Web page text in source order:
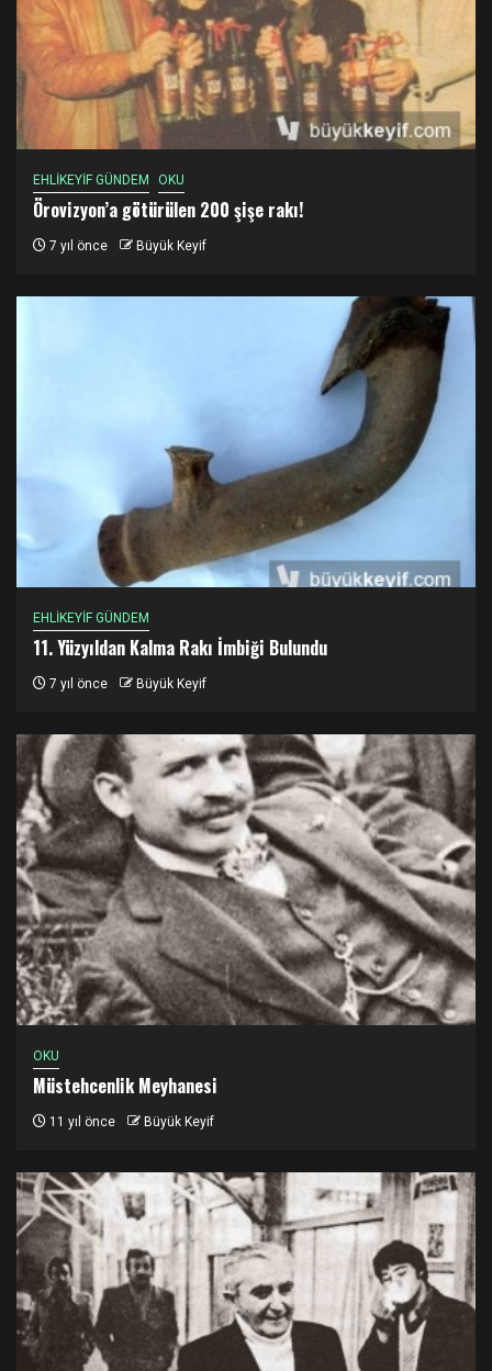
EHLİKEYİF GÜNDEM OKU
Örovizyon’a götürülen 200 şişe rakı!
7 yıl önce Büyük Keyif
EHLİKEYİF GÜNDEM
11. Yüzyıldan Kalma Rakı İmbiği Bulundu
7 yıl önce Büyük Keyif
OKU
Müstehcenlik Meyhanesi
11 yıl önce Büyük Keyif